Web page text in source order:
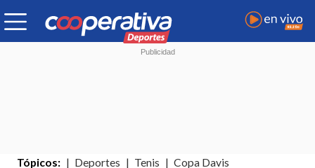
Tópicos: Deportes Tenis Copa Davis